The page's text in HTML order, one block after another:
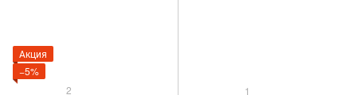
Акция
−5%
2
1